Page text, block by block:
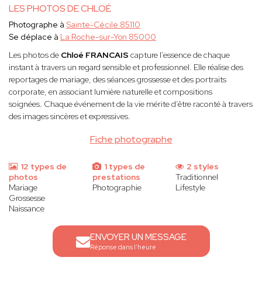
LES PHOTOS DE CHLOÉ
Fiche photographe
Photographe à Sainte-Cécile 85110
Se déplace à La Roche-sur-Yon 85000
Les photos de Chloé FRANCAIS capture l’essence de chaque
instant à travers un regard sensible et professionnel. Elle réalise des
reportages de mariage, des séances grossesse et des portraits
corporate, en associant lumière naturelle et compositions
soignées. Chaque événement de la vie mérite d’être raconté à travers
des images sincères et expressives.
12 types de
photos
Mariage
Grossesse
Naissance
1 types de
prestations
Photographie
2 styles
Traditionnel
Lifestyle
ENVOYER UN MESSAGE
Réponse dans l'heure